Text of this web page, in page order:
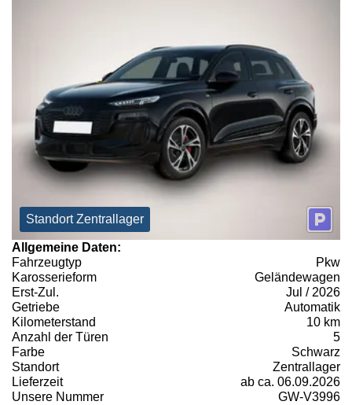
Standort Zentrallager
Allgemeine Daten:
Fahrzeugtyp
Pkw
Karosserieform
Geländewagen
Erst-Zul.
Jul / 2026
Getriebe
Automatik
Kilometerstand
10 km
Anzahl der Türen
5
Farbe
Schwarz
Standort
Zentrallager
Lieferzeit
ab ca. 06.09.2026
Unsere Nummer
GW-V3996